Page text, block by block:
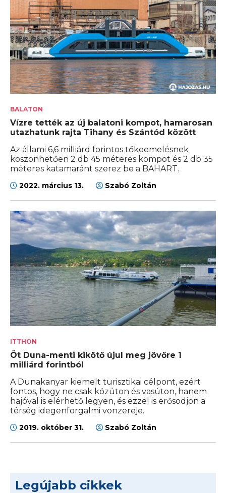
BALATON
Vízre tették az új balatoni kompot, hamarosan
utazhatunk rajta Tihany és Szántód között
Az állami 6,6 milliárd forintos tőkeemelésnek
köszönhetően 2 db 45 méteres kompot és 2 db 35
méteres katamaránt szerez be a BAHART.
2022. március 13. Szabó Zoltán
ITTHON
Öt Duna-menti kikötő újul meg jövőre 1
milliárd forintból
A Dunakanyar kiemelt turisztikai célpont, ezért
fontos, hogy ne csak közúton és vasúton, hanem
hajóval is elérhető legyen, és ezzel is erősödjön a
térség idegenforgalmi vonzereje.
2019. október 31. Szabó Zoltán
Legújabb cikkek